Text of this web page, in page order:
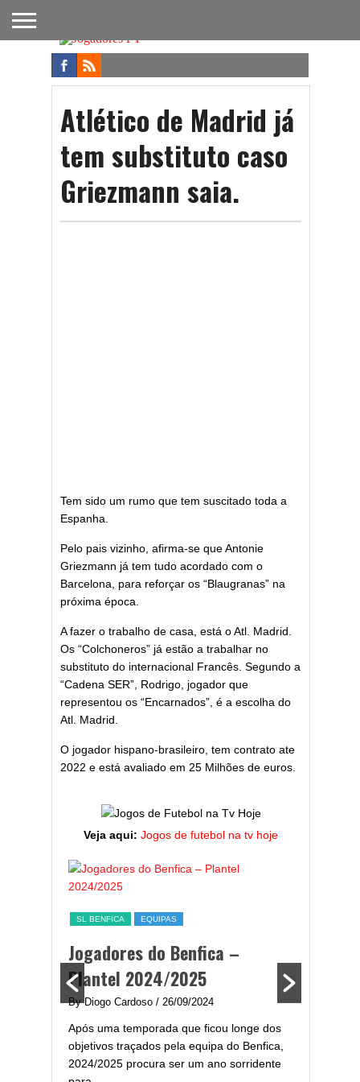
FUTEBOL
NACIONAL
FUTEBOL
INTERNACIONAL
NOTÍCIAS
ONDE
ASSISTIR
FUTEBOL
NA TV
APOSTAS
Atlético de Madrid já
tem substituto caso
Griezmann saia.
Tem sido um rumo que tem suscitado toda a
Espanha.
Pelo pais vizinho, afirma-se que Antonie
Griezmann já tem tudo acordado com o
Barcelona, para reforçar os “Blaugranas” na
próxima época.
A fazer o trabalho de casa, está o Atl. Madrid.
Os “Colchoneros” já estão a trabalhar no
substituto do internacional Francês. Segundo a
“Cadena SER”, Rodrigo, jogador que
representou os “Encarnados”, é a escolha do
Atl. Madrid.
O jogador hispano-brasileiro, tem contrato ate
2022 e está avaliado em 25 Milhões de euros.
Veja aqui: Jogos de futebol na tv hoje
SL BENFICA EQUIPAS
Jogadores do Benfica –
Plantel 2024/2025
By Diogo Cardoso / 26/09/2024
Após uma temporada que ficou longe dos
objetivos traçados pela equipa do Benfica,
2024/2025 procura ser um ano sorridente